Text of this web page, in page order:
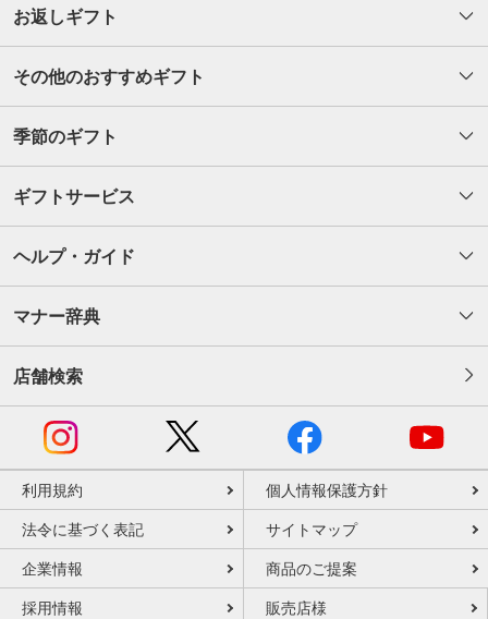
お返しギフト
その他のおすすめギフト
季節のギフト
ギフトサービス
ヘルプ・ガイド
マナー辞典
店舗検索
利用規約 個人情報保護方針
法令に基づく表記 サイトマップ
企業情報 商品のご提案
採用情報 販売店様